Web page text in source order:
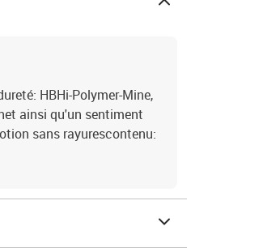
HBHi-Polymer-Mine,
ainsi qu'un sentiment
sans rayurescontenu: